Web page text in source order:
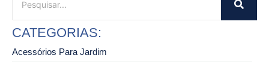
CATEGORIAS:
Acessórios Para Jardim